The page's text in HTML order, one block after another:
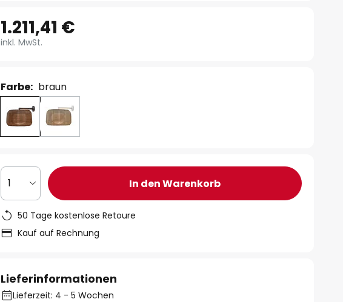
1.211,41 €
inkl. MwSt.
Farbe: braun
1 In den Warenkorb
50 Tage kostenlose Retoure
Kauf auf Rechnung
Lieferinformationen
Lieferzeit: 4 - 5 Wochen